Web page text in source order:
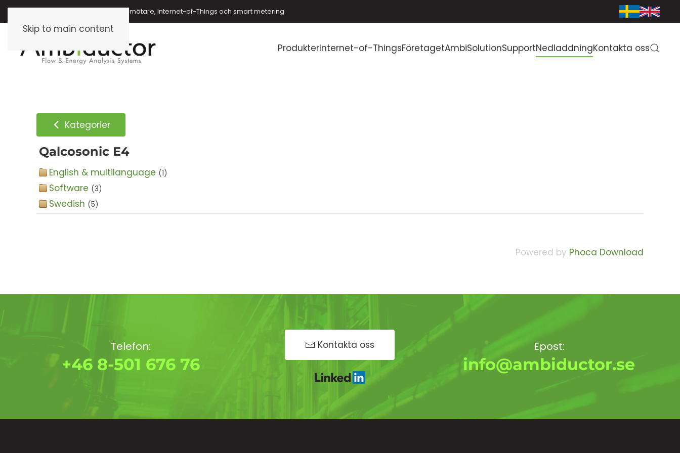
Skip to main content
Energimätare, vattenmätare, oljemätare, Internet-of-Things och smart metering
ProdukterInternet-of-ThingsFöretagetAmbiSolutionSupportNedladdningKontakta oss
Kategorier
Qalcosonic E4
English & multilanguage (1)
Software (3)
Swedish (5)
Powered by Phoca Download
Telefon:
+46 8-501 676 76
Kontakta oss Epost:
info@ambiductor.se